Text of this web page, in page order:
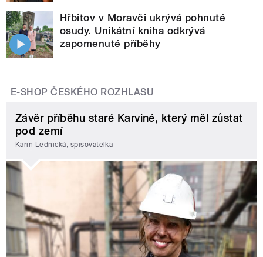
Hřbitov v Moravči ukrývá pohnuté
osudy. Unikátní kniha odkrývá
zapomenuté příběhy
E-SHOP ČESKÉHO ROZHLASU
Závěr příběhu staré Karviné, který měl zůstat
pod zemí
Karin Lednická, spisovatelka